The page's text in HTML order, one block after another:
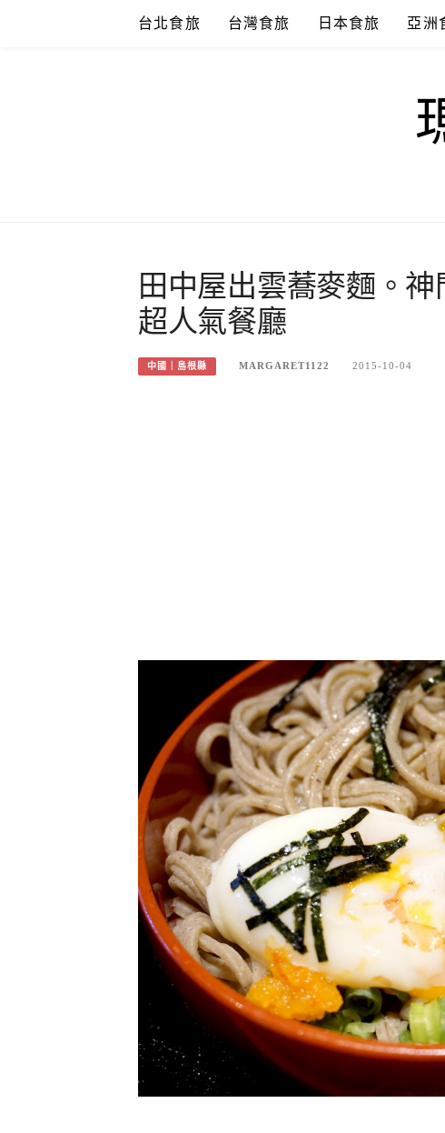
台北食旅 台灣食旅 日本食旅 亞洲
田中屋出雲蕎麥麵。
超人氣餐廳
中國｜島根縣 MARGARET1122 2015-10-04